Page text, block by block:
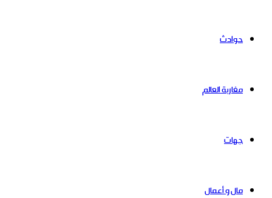
حوادث
مغاربة العالم
جهات
مال و أعمال